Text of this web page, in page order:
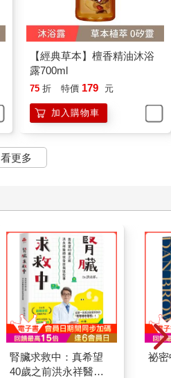
【經典草本】檀香精油沐浴
露700ml
75 折 特價 179 元
加入購物車
看更多
腎臟求救中：真希望
40歲之前洪永祥醫師
祕